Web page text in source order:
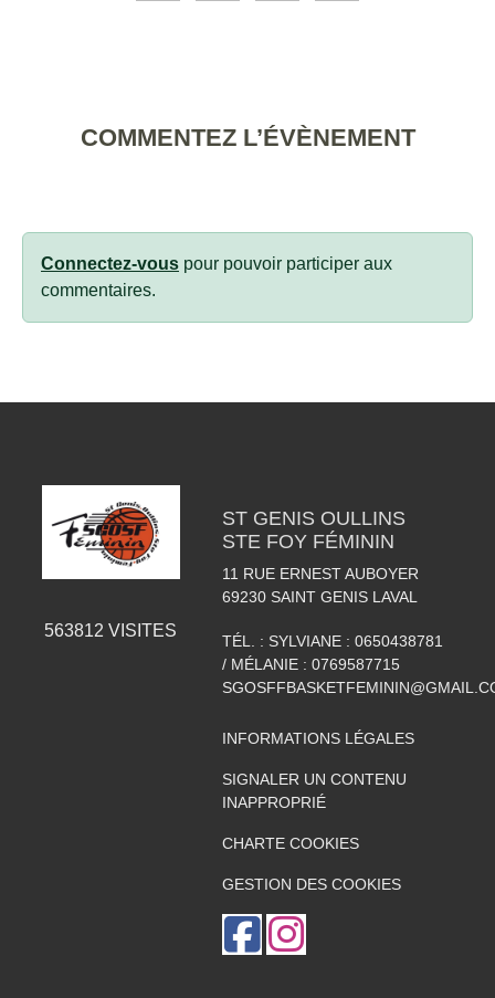
COMMENTEZ L’ÉVÈNEMENT
Connectez-vous pour pouvoir participer aux
commentaires.
563812 VISITES
ST GENIS OULLINS
STE FOY FÉMININ
11 RUE ERNEST AUBOYER
69230 SAINT GENIS LAVAL
TÉL. : SYLVIANE : 0650438781
/ MÉLANIE : 0769587715
INFORMATIONS LÉGALES
SIGNALER UN CONTENU
INAPPROPRIÉ
CHARTE COOKIES
GESTION DES COOKIES